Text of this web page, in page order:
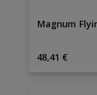
Magnum
Regulärer
48,41 €